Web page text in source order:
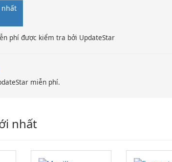
nhất
phí được kiểm tra bởi UpdateStar
miễn phí.
nhất